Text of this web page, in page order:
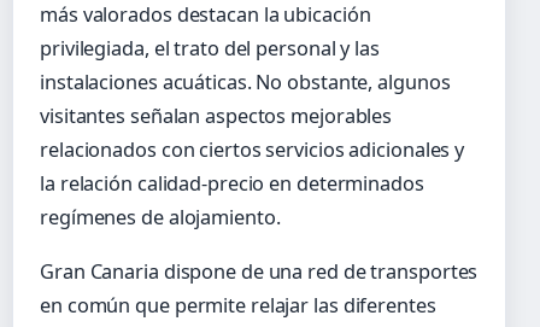
más valorados destacan la ubicación
privilegiada, el trato del personal y las
instalaciones acuáticas. No obstante, algunos
visitantes señalan aspectos mejorables
relacionados con ciertos servicios adicionales y
la relación calidad-precio en determinados
regímenes de alojamiento.
Gran Canaria dispone de una red de transportes
en común que permite relajar las diferentes